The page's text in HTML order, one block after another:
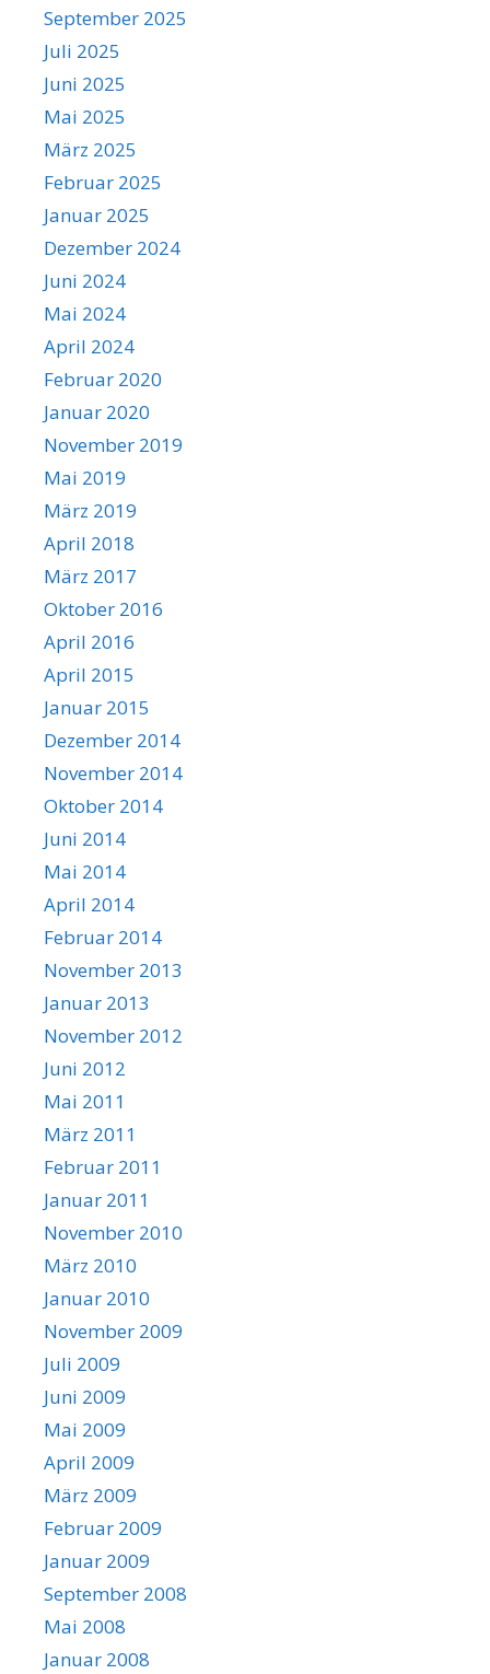
September 2025
Juli 2025
Juni 2025
Mai 2025
März 2025
Februar 2025
Januar 2025
Dezember 2024
Juni 2024
Mai 2024
April 2024
Februar 2020
Januar 2020
November 2019
Mai 2019
März 2019
April 2018
März 2017
Oktober 2016
April 2016
April 2015
Januar 2015
Dezember 2014
November 2014
Oktober 2014
Juni 2014
Mai 2014
April 2014
Februar 2014
November 2013
Januar 2013
November 2012
Juni 2012
Mai 2011
März 2011
Februar 2011
Januar 2011
November 2010
März 2010
Januar 2010
November 2009
Juli 2009
Juni 2009
Mai 2009
April 2009
März 2009
Februar 2009
Januar 2009
September 2008
Mai 2008
Januar 2008